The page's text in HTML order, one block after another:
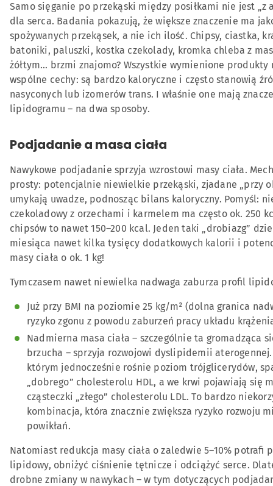
Samo sięganie po przekąski między posiłkami nie jest „z
dla serca. Badania pokazują, że większe znaczenie ma
spożywanych przekąsek, a nie ich ilość. Chipsy, ciastka,
batoniki, paluszki, kostka czekolady, kromka chleba z
żółtym… brzmi znajomo? Wszystkie wymienione produkty
wspólne cechy: są bardzo kaloryczne i często stanowią
nasyconych lub izomerów trans. I właśnie one mają
lipidogramu – na dwa sposoby.
Podjadanie a masa ciała
Nawykowe podjadanie sprzyja wzrostowi masy ciała.
prosty: potencjalnie niewielkie przekąski, zjadane „przy
umykają uwadze, podnosząc bilans kaloryczny. Pomyśl:
czekoladowy z orzechami i karmelem ma często ok. 250
chipsów to nawet 150–200 kcal. Jeden taki „drobiazg”
miesiąca nawet kilka tysięcy dodatkowych kalorii i
masy ciała o ok. 1 kg!
Tymczasem nawet niewielka nadwaga zaburza profil
Już przy BMI na poziomie 25 kg/m² (dolna granica
ryzyko zgonu z powodu zaburzeń pracy układu
Nadmierna masa ciała – szczególnie ta gromadząca
brzucha – sprzyja rozwojowi dyslipidemii aterogennej.
którym jednocześnie rośnie poziom trójglicerydów,
„dobrego” cholesterolu HDL, a we krwi pojawiają się
cząsteczki „złego” cholesterolu LDL. To bardzo
kombinacja, która znacznie zwiększa ryzyko rozwoju
powikłań.
Natomiast redukcja masy ciała o zaledwie 5–10% potrafi
lipidowy, obniżyć ciśnienie tętnicze i odciążyć serce.
drobne zmiany w nawykach – w tym dotyczących